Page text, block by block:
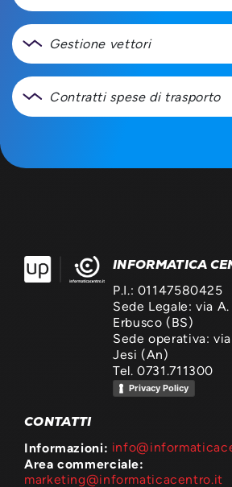
Gestione vettori
Contratti spese di trasporto
INFORMATICA
P.I.: 01147580425
Sede Legale: via
Erbusco (BS)
Sede operativa:
Jesi (An)
Tel. 0731.711300
Privacy Policy
CONTATTI
Informazioni:
Area commerciale:
marketing@informaticacentro.it